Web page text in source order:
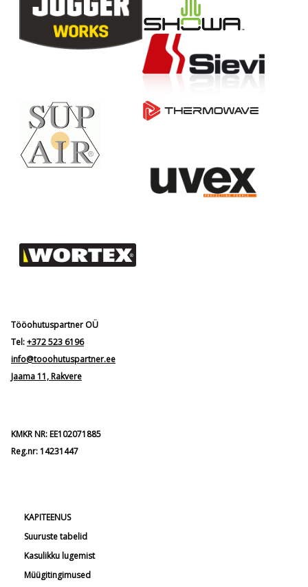
Tööohutuspartner OÜ
Tel:+372 523 6196
info@tooohutuspartner.ee
Jaama 11, Rakvere
KMKR NR: EE102071885
Reg.nr: 14231447
KAPITEENUS
Suuruste tabelid
Kasulikku lugemist
Müügitingimused